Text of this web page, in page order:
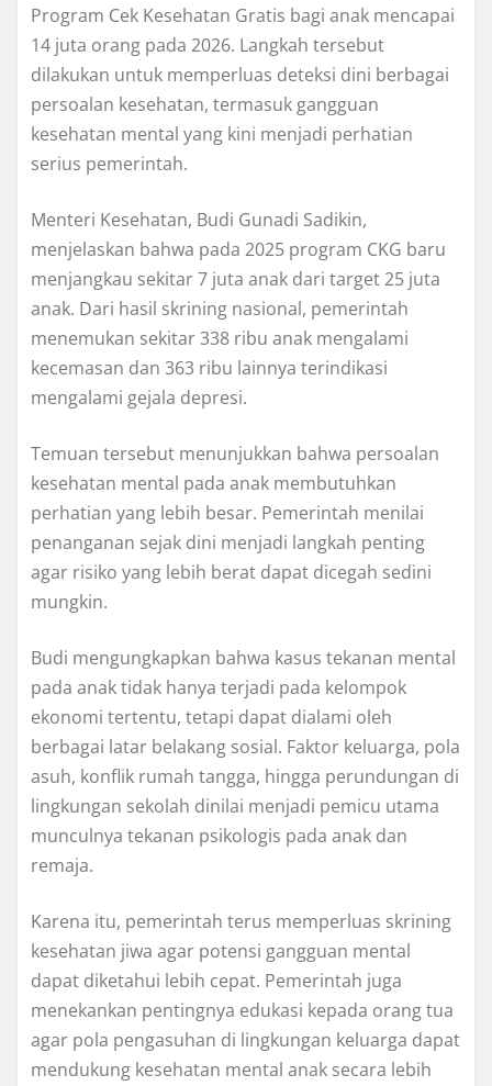
Program Cek Kesehatan Gratis bagi anak mencapai
14 juta orang pada 2026. Langkah tersebut
dilakukan untuk memperluas deteksi dini berbagai
persoalan kesehatan, termasuk gangguan
kesehatan mental yang kini menjadi perhatian
serius pemerintah.
Menteri Kesehatan, Budi Gunadi Sadikin,
menjelaskan bahwa pada 2025 program CKG baru
menjangkau sekitar 7 juta anak dari target 25 juta
anak. Dari hasil skrining nasional, pemerintah
menemukan sekitar 338 ribu anak mengalami
kecemasan dan 363 ribu lainnya terindikasi
mengalami gejala depresi.
Temuan tersebut menunjukkan bahwa persoalan
kesehatan mental pada anak membutuhkan
perhatian yang lebih besar. Pemerintah menilai
penanganan sejak dini menjadi langkah penting
agar risiko yang lebih berat dapat dicegah sedini
mungkin.
Budi mengungkapkan bahwa kasus tekanan mental
pada anak tidak hanya terjadi pada kelompok
ekonomi tertentu, tetapi dapat dialami oleh
berbagai latar belakang sosial. Faktor keluarga, pola
asuh, konflik rumah tangga, hingga perundungan di
lingkungan sekolah dinilai menjadi pemicu utama
munculnya tekanan psikologis pada anak dan
remaja.
Karena itu, pemerintah terus memperluas skrining
kesehatan jiwa agar potensi gangguan mental
dapat diketahui lebih cepat. Pemerintah juga
menekankan pentingnya edukasi kepada orang tua
agar pola pengasuhan di lingkungan keluarga dapat
mendukung kesehatan mental anak secara lebih